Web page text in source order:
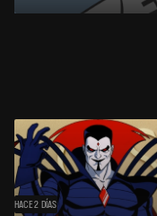
HACE 2 DÍAS